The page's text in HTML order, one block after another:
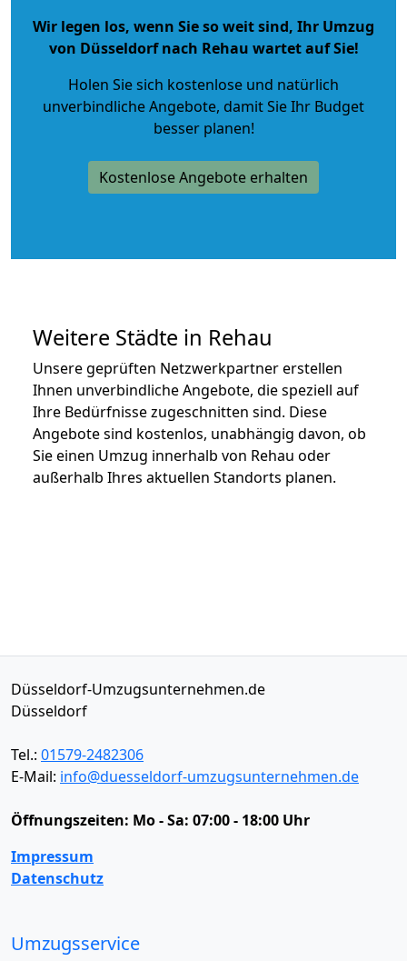
Wir legen los, wenn Sie so weit sind, Ihr Umzug
von Düsseldorf nach Rehau wartet auf Sie!
Holen Sie sich kostenlose und natürlich
unverbindliche Angebote, damit Sie Ihr Budget
besser planen!
Kostenlose Angebote erhalten
Weitere Städte in Rehau
Unsere geprüften Netzwerkpartner erstellen
Ihnen unverbindliche Angebote, die speziell auf
Ihre Bedürfnisse zugeschnitten sind. Diese
Angebote sind kostenlos, unabhängig davon, ob
Sie einen Umzug innerhalb von Rehau oder
außerhalb Ihres aktuellen Standorts planen.
Düsseldorf-Umzugsunternehmen.de
Düsseldorf
Tel.: 01579-2482306
E-Mail: info@duesseldorf-umzugsunternehmen.de
Öffnungszeiten: Mo - Sa: 07:00 - 18:00 Uhr
Impressum
Datenschutz
Umzugsservice